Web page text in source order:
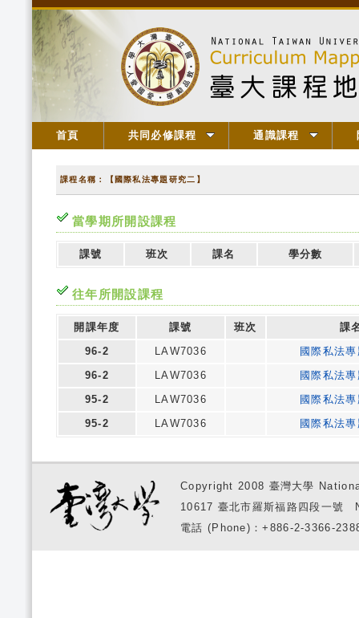
首頁 共同必修課程 通識課程
課程名稱：【國際私法專題研究二】
當學期所開設課程
課號 班次 課名 學分數
往年所開設課程
開課年度 課號 班次
課
96-2
LAW7036
國際私法
96-2
LAW7036
國際私法
95-2
LAW7036
國際私法
95-2
LAW7036 國際私法
Copyright 2008 臺灣大學
10617 臺北市羅斯福路四段一
電話 (Phone)：+886-2-3366-